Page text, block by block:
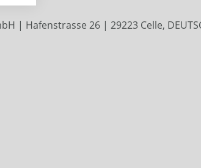
| Hafenstrasse 26 | 29223 Celle,